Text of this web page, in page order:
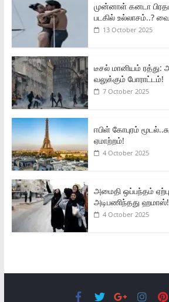
முன்னாள் கனடா
படகில் உல்லாசம்..?
13 October 2025
டீசல் மானியம் ரத்து:
வலுக்கும் போராட்டம்!
7 October 2025
ஈபிள் கோபுரம்
ஏமாற்றம்!
4 October 2025
அமைதி ஒப்பந்தம்
அடிபணிந்தது ஹமாஸ்!
4 October 2025